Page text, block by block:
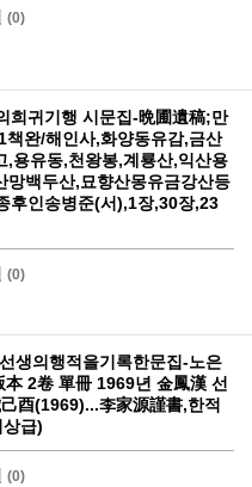
(0)
희귀기행 시문집-晩圃遺稿;만
책완/해인사,화양동유감,금산
,용유동,천왕봉,계룡산,익산용
망백두산,묘향산몽유금강산등
후인송병준(서),1장,30장,23
(0)
생의행적을기록한문집-노은
2卷 單冊 1969년 金鳳漢 선
酉(1969)...李家源謹書,한적
급)
(0)